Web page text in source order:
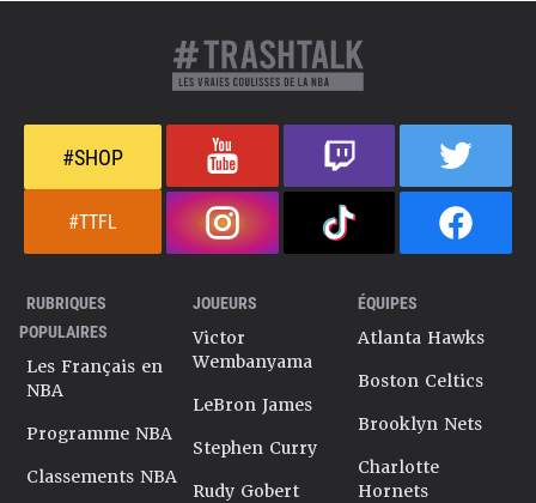
#SHOP
#TTFL
RUBRIQUES
POPULAIRES
Les Français en
NBA
Programme NBA
Classements NBA
JOUEURS
Victor
Wembanyama
LeBron James
Stephen Curry
Rudy Gobert
ÉQUIPES
Atlanta Hawks
Boston Celtics
Brooklyn Nets
Charlotte
Hornets